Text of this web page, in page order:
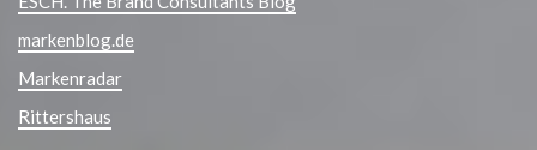
markenblog.de
Markenradar
Rittershaus